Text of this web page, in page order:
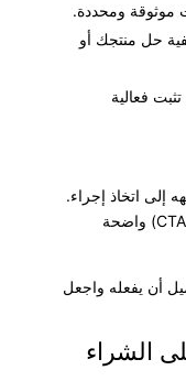
موثوقة ومحددة.
حل منتجك أو
فعالية
إلى اتخاذ إجراء.
يجب أن تكون الدعوة إلى اتخاذ إجراء (أو CTA) واضحة
أن يفعله واجعل
الشراء